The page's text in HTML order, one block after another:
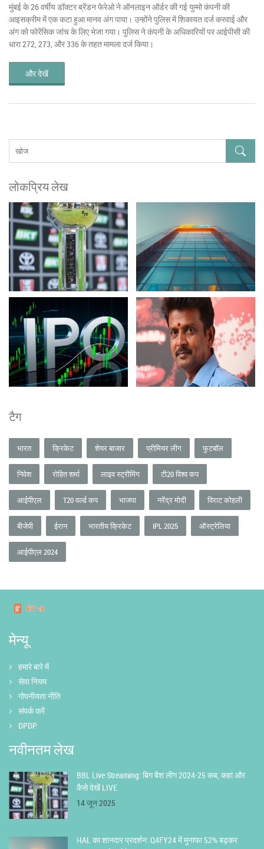
मुंबई के 26 वर्षीय डॉक्टर ब्रेंडन फेरेओ ने ऑनलाइन ऑर्डर की गई युम्मो कंपनी की
आइसक्रीम में एक कटा हुआ मानव अंग पाया। उन्होंने पुलिस में शिकायत दर्ज करवाई और
अंग को फोरेंसिक जांच के लिए भेजा गया। पुलिस ने कंपनी के अधिकारियों पर आईपीसी की
धारा 272, 273, और 336 के तहत मामला दर्ज किया।
और देखें
लोकप्रिय लेख
टैग
भारत क्रिकेट शेयर बाजार प्रीमियर लीग फुटबॉल
निवेश रोहित शर्मा लाइव स्ट्रीमिंग टी20 विश्व कप
आईपीएल T20 वर्ल्ड कप भाजपा नरेंद्र मोदी विराट कोहली
बीजेपी ईरान भारतीय क्रिकेट IPL 2025 ऑस्ट्रेलिया
आईपीएल 2024
मेन्यू
हमारे बारे में
सेवा नियम
गोपनीयता नीति
संपर्क करें
DPDP
नवीनतम लेख
BBL Live Streaming: बिग बैश लीग 2024-25 कब, कहां और
कैसे देखें LIVE
14 जून 2025
HAL का शानदार प्रदर्शन: Q4FY24 में मुनाफा 52% बढ़कर